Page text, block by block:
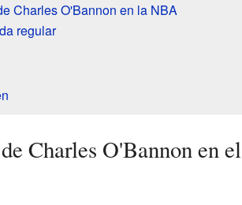
Charles O'Bannon en la NBA
regular
Charles O'Bannon en el